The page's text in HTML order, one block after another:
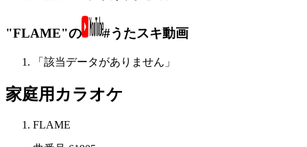
"FLAME"の #うたスキ動画
「該当データがありません」
家庭用カラオケ
FLAME